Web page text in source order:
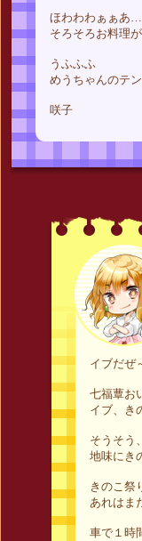
ほわわわぁぁあ…
そろそろお料理
うふふふ
めうちゃんのテ
咲子
イブだぜ
七福蕈お
イブ、き
そうそう
地味にき
きのこ祭
あれはま
車で１時